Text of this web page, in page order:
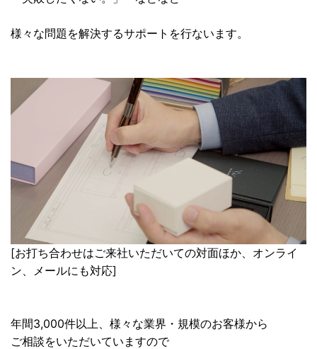
様々な問題を解決するサポートを行ないます。
[お打ち合わせはご来社いただいての対面ほか、オンライ
ン、メールにも対応]
年間3,000件以上、様々な業界・規模のお客様から
ご相談をいただいていますので